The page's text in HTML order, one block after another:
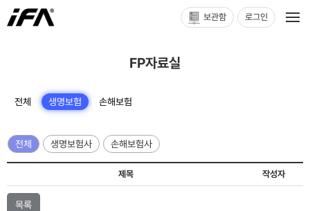
보관함 로그인
FP자료실
전체 생명보험 손해보험
전체 생명보험사 손해보험사
제목 작성자
목록